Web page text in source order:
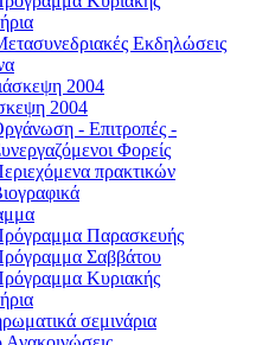
Εκδηλώσεις
2004
2004
- Επιτροπές -
Φορείς
πρακτικών
Παρασκευής
Σαββάτου
Κυριακής
σεμινάρια